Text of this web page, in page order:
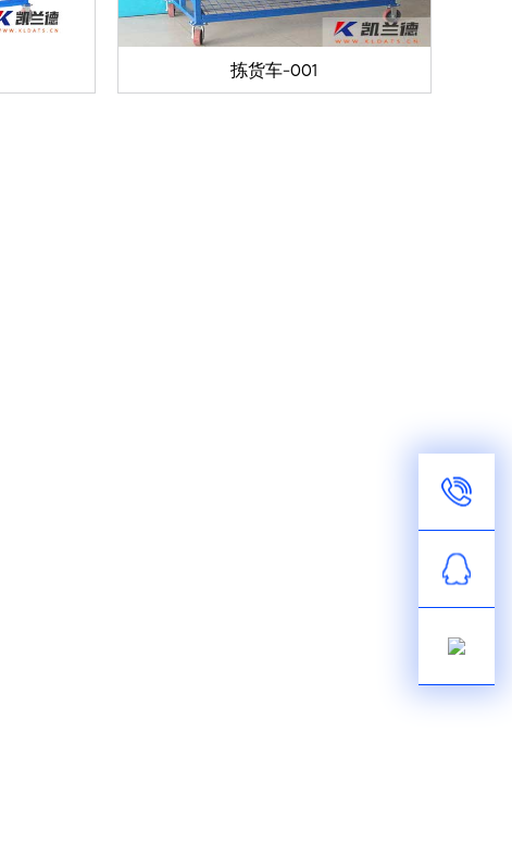
拣货车-001